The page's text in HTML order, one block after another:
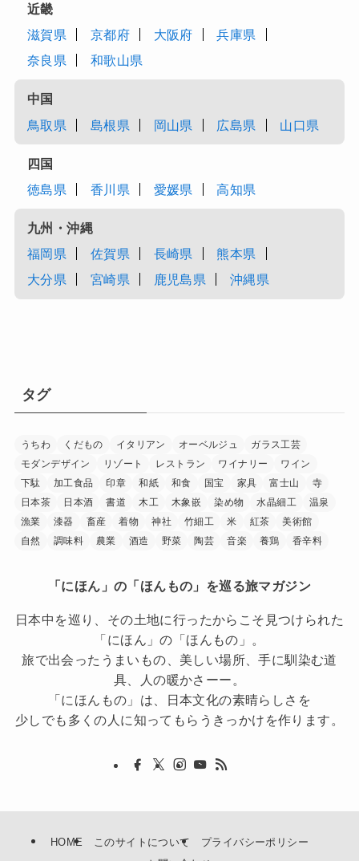
近畿
滋賀県
京都府 大阪府
兵庫県
奈良県
和歌山県
中国
鳥取県
島根県 岡山県 広島県 山口県
四国
徳島県
香川県 愛媛県 高知県
九州・沖縄
福岡県
佐賀県 長崎県
熊本県
大分県
宮崎県 鹿児島県 沖縄県
タグ
うちわ くだもの イタリアン オーベルジュ
ガラス工芸
モダンデザイン
リゾート レストラン ワイナリー
ワイン
下駄
加工食品 印章 和紙 和食 国宝 家具 富士山
寺
日本茶
日本酒 書道 木工 木象嵌 染め物 水晶細工
温泉
漁業
漆器 畜産 着物 神社 竹細工 米 紅茶
美術館
自然
調味料 農業 酒造 野菜 陶芸 音楽 養鶏 香辛料
「にほん」の「ほんもの」を巡る旅マガジン
日本中を巡り、その土地に行ったからこそ見つけられた
「にほん」の「ほんもの」。
旅で出会ったうまいもの、美しい場所、手に馴染む道
具、人の暖かさーー。
「にほんもの」は、日本文化の素晴らしさを
少しでも多くの人に知ってもらうきっかけを作ります。
HOME このサイトについて
プライバシーポリシー